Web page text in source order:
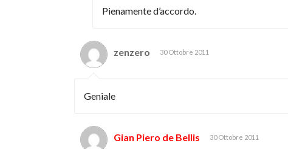
Pienamente d’accordo.
zenzero 30 Ottobre 2011
Geniale
Gian Piero de Bellis 30 Ottobre 2011